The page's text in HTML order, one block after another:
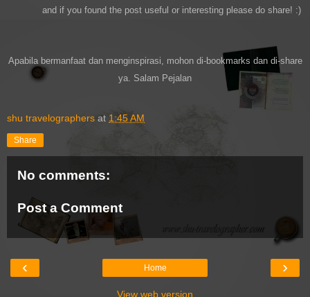
and if you found the post useful or interesting please do share! :)
Apabila bermanfaat dan menginspirasi, mohon di-bookmarks dan di-s hare
ya . Salam Pejalan
shu travelographers at 1:45 AM
Share
No comments:
Post a Comment
‹ ›
Home
View web version